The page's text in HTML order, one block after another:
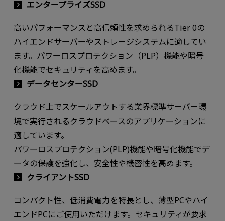
エンタープライズSSD
高いパフォーマンスと高信頼性を求められるTier 0の
ハイエンドサーバーやストレージシステムに適してい
ます。パワーロスプロテクション（PLP）機能や暗号
化機能でセキュリティを高めます。
データセンターSSD
クラウド上でスケールアウトする業界標準サーバー環
境で実行されるクラウドベースのアプリケーションに
適しています。
パワーロスプロテクション(PLP)機能や暗号化機能でデ
ータの保護を強化し、安全性や機密性を高めます。
クライアントSSD
コンパクト性、低消費電力を特長とし、薄型PCやハイ
エンドPCにご使用いただけます。セキュリティが要求